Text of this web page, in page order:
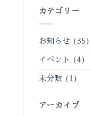
カテゴリー
お知らせ(35)
イベント (4)
未分類 (1)
アーカイブ